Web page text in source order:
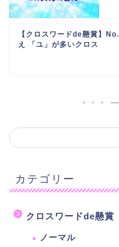
【クロスワードde懸賞】
え 「ユ」が多いクロス
カテゴリー
クロスワードde懸賞
ノーマル